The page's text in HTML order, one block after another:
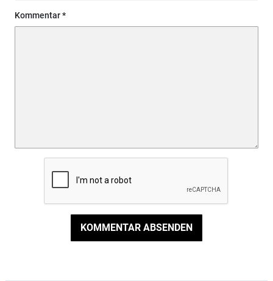
Kommentar
KOMMENTAR ABSENDEN